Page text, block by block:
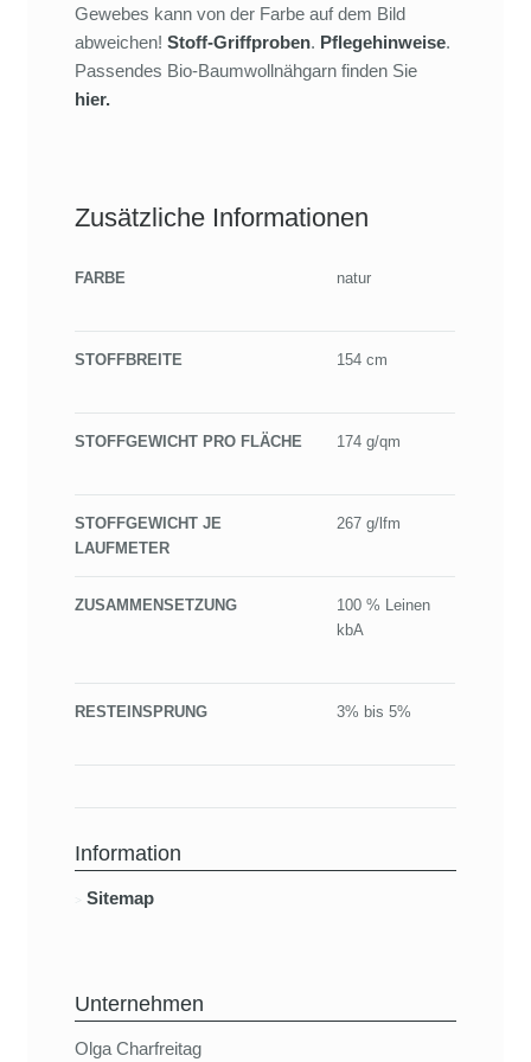
Gewebes kann von der Farbe auf dem Bild
abweichen!Stoff-Griffproben. Pflegehinweise.
Passendes Bio-Baumwollnähgarn finden Sie
hier.
Zusätzliche Informationen
FARBE natur
STOFFBREITE 154 cm
STOFFGEWICHT PRO FLÄCHE 174 g/qm
STOFFGEWICHT JE
LAUFMETER
267 g/lfm
ZUSAMMENSETZUNG
100 % Leinen
kbA
RESTEINSPRUNG 3% bis 5%
Information
Sitemap
Unternehmen
Olga Charfreitag